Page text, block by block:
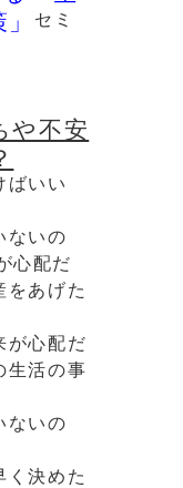
セミ
や不安
ばいい
ないの
心配だ
をあげた
が心配だ
生活の事
ないの
く決めた